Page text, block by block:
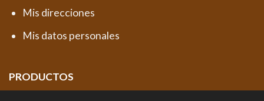
Mis direcciones
Mis datos personales
PRODUCTOS